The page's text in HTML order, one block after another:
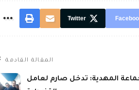
Twitter
المقالة القادمة
المهدية: تدخل صارم لعامل